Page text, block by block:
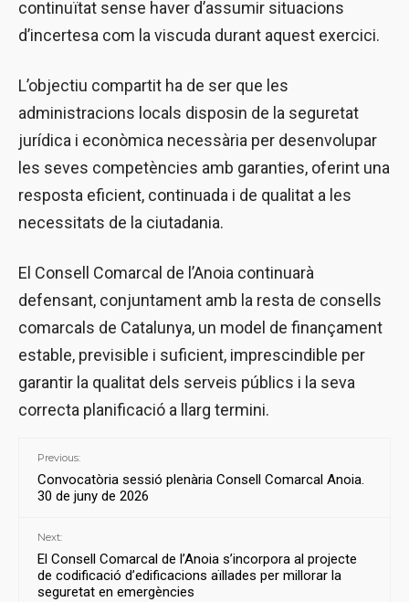
continuïtat sense haver d’assumir situacions
d’incertesa com la viscuda durant aquest exercici.
L’objectiu compartit ha de ser que les
administracions locals disposin de la seguretat
jurídica i econòmica necessària per desenvolupar
les seves competències amb garanties, oferint una
resposta eficient, continuada i de qualitat a les
necessitats de la ciutadania.
El Consell Comarcal de l’Anoia continuarà
defensant, conjuntament amb la resta de consells
comarcals de Catalunya, un model de finançament
estable, previsible i suficient, imprescindible per
garantir la qualitat dels serveis públics i la seva
correcta planificació a llarg termini.
Previous:
Convocatòria sessió plenària Consell Comarcal Anoia.
30 de juny de 2026
Next:
El Consell Comarcal de l’Anoia s’incorpora al projecte
de codificació d’edificacions aïllades per millorar la
seguretat en emergències